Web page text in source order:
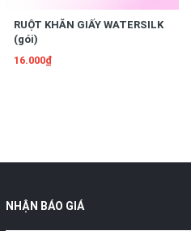
RUỘT KHĂN GIẤY WATERSILK
(gói)
16.000₫
NHẬN BÁO GIÁ